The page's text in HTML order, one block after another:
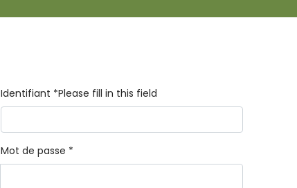
Identifiant *Please fill in this field
Mot de passe *